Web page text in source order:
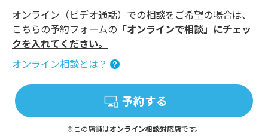
オンライン（ビデオ通話）での相談をご希望の場合は、
こちらの予約フォームの 「オンラインで相談」にチェッ
クを入れてください。
オンライン相談とは？
予約する
※この店舗はオンライン相談対応店です。